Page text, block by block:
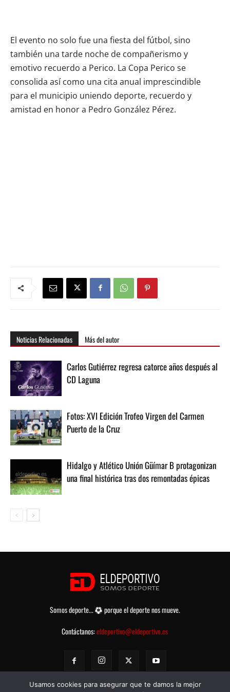
El evento no solo fue una fiesta del fútbol, sino
también una tarde noche de compañerismo y
emotivo recuerdo a Perico. La Copa Perico se
consolida así como una cita anual imprescindible
para el municipio uniendo deporte, recuerdo y
amistad en honor a Pedro González Pérez.
Noticias Relacionadas Más del autor
Carlos Gutiérrez regresa catorce años después al
CD Laguna
Fotos: XVI Edición Trofeo Virgen del Carmen
Puerto de la Cruz
Hidalgo y Atlético Unión Güímar B protagonizan
una final histórica tras dos remontadas épicas
Somos deporte...
porque el deporte nos mueve.
Contáctanos:eldeportivo@eldeportivo.es
Usamos cookies para asegurar que te damos la mejor